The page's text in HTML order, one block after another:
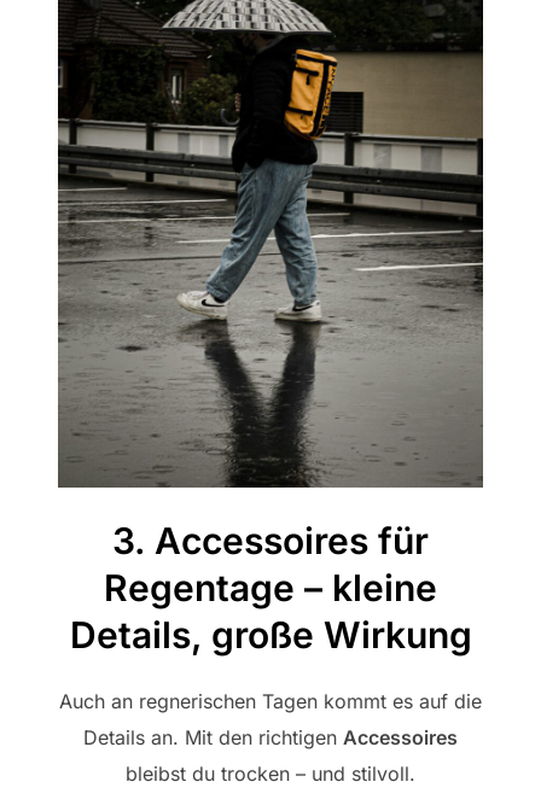
3. Accessoires für
Regentage – kleine
Details, große Wirkung
Auch an regnerischen Tagen kommt es auf die
Details an. Mit den richtigen Accessoires
bleibst du trocken – und stilvoll.